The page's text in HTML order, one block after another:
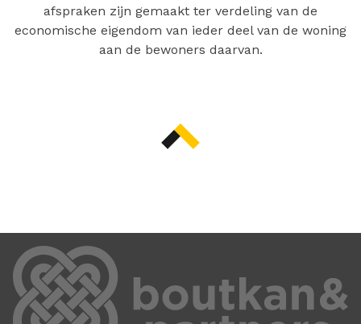
afspraken zijn gemaakt ter verdeling van de
economische eigendom van ieder deel van de woning
aan de bewoners daarvan.